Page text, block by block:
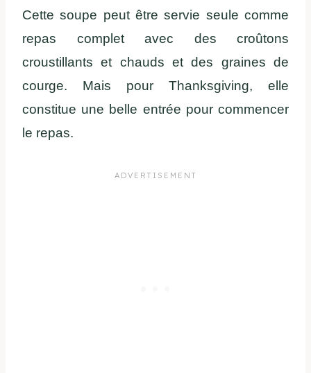
Cette soupe peut être servie seule comme
repas complet avec des croûtons
croustillants et chauds et des graines de
courge. Mais pour Thanksgiving, elle
constitue une belle entrée pour commencer
le repas.